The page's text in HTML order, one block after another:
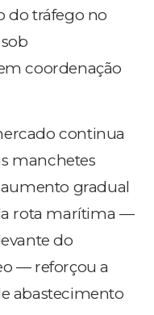
do tráfego no
coordenação
continua
manchetes
gradual
rota marítima —
do
— reforçou a
abastecimento